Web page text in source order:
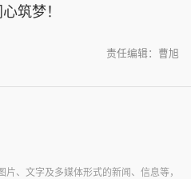
筑梦！
责任编辑：曹旭
、文字及多媒体形式的新闻、信息等，